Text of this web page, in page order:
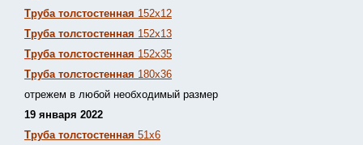
Труба толстостенная 152х12
Труба толстостенная 152х13
Труба толстостенная 152х35
Труба толстостенная 180х36
отрежем в любой необходимый размер
19 января 2022
Труба толстостенная 51х6